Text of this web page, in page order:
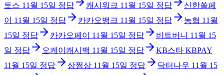
토스 11월 15일 정답 캐시워크 11월 15일 정답
신한쏠페
이
11월 15일 정답 카카오뱅크 11월 15일 정답 농협 11월
15일 정답 카카오페이 11월 15일 정답 비트버니 11월 15
일 정답 오케이캐시백 11월 15일 정답
KB스타 KBPAY
11월 15일 정답 삼쩜삼 11월 15일 정답 닥터나우 11월 15